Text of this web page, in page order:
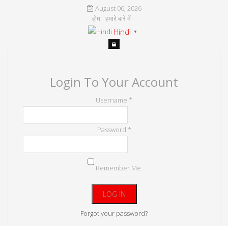
August 06, 2026
होम हमारे बारे में
Hindi ▼
Login To Your Account
Username *
Password *
Remember Me
Forgot your password?